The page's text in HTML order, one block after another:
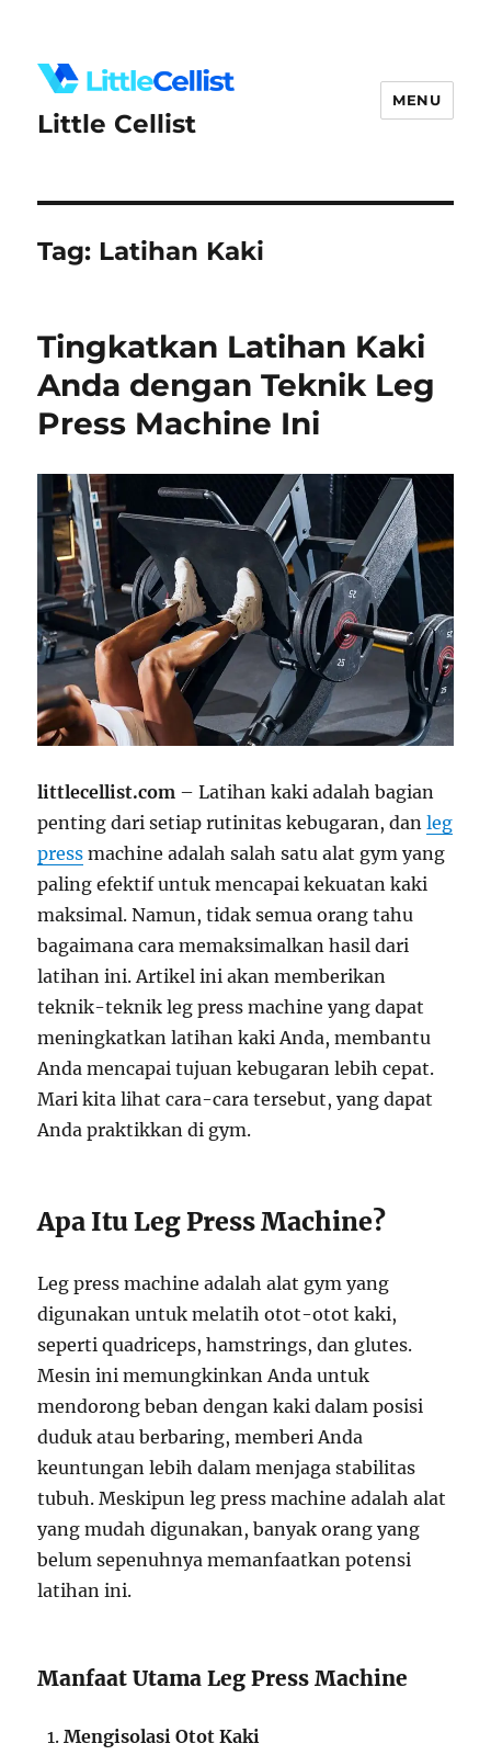
Little Cellist
MENU
Tag: Latihan Kaki
Tingkatkan Latihan Kaki
Anda dengan Teknik Leg
Press Machine Ini
littlecellist.com – Latihan kaki adalah bagian
penting dari setiap rutinitas kebugaran, danleg
press machine adalah salah satu alat gym yang
paling efektif untuk mencapai kekuatan kaki
maksimal. Namun, tidak semua orang tahu
bagaimana cara memaksimalkan hasil dari
latihan ini. Artikel ini akan memberikan
teknik-teknik leg press machine yang dapat
meningkatkan latihan kaki Anda, membantu
Anda mencapai tujuan kebugaran lebih cepat.
Mari kita lihat cara-cara tersebut, yang dapat
Anda praktikkan di gym.
Apa Itu Leg Press Machine?
Leg press machine adalah alat gym yang
digunakan untuk melatih otot-otot kaki,
seperti quadriceps, hamstrings, dan glutes.
Mesin ini memungkinkan Anda untuk
mendorong beban dengan kaki dalam posisi
duduk atau berbaring, memberi Anda
keuntungan lebih dalam menjaga stabilitas
tubuh. Meskipun leg press machine adalah alat
yang mudah digunakan, banyak orang yang
belum sepenuhnya memanfaatkan potensi
latihan ini.
Manfaat Utama Leg Press Machine
Mengisolasi Otot Kaki